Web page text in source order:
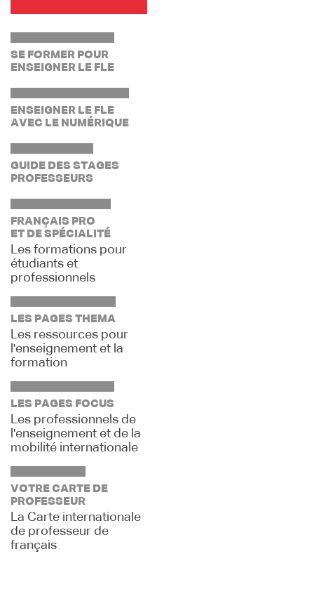
SE FORMER POUR
ENSEIGNER LE FLE
ENSEIGNER LE FLE
AVEC LE NUMÉRIQUE
GUIDE DES STAGES
PROFESSEURS
FRANÇAIS PRO
ET DE SPÉCIALITÉ
Les formations pour
étudiants et
professionnels
LES PAGES THEMA
Les ressources pour
l'enseignement et la
formation
LES PAGES FOCUS
Les professionnels de
l'enseignement et de la
mobilité internationale
VOTRE CARTE DE
PROFESSEUR
La Carte internationale
de professeur de
français